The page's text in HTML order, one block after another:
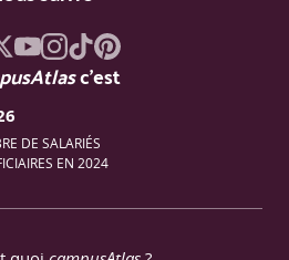
c'est
DE SALARIÉS
EN 2024